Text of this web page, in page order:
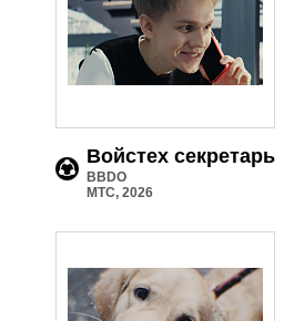
Войстех секретарь
BBDO
МТС, 2026